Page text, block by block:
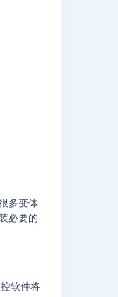
多变体
必要的
软件将